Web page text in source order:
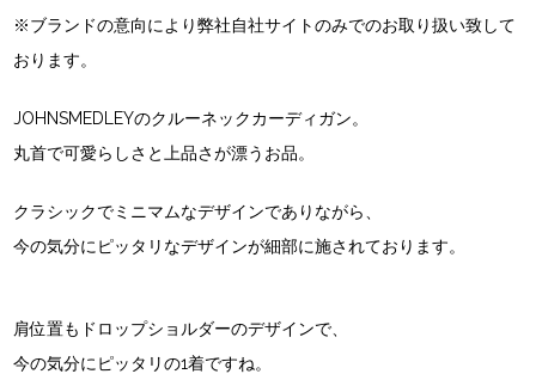
※ブランドの意向により弊社自社サイトのみでのお取り扱い致して
おります。
JOHNSMEDLEYのクルーネックカーディガン。
丸首で可愛らしさと上品さが漂うお品。
クラシックでミニマムなデザインでありながら、
今の気分にピッタリなデザインが細部に施されております。
肩位置もドロップショルダーのデザインで、
今の気分にピッタリの1着ですね。